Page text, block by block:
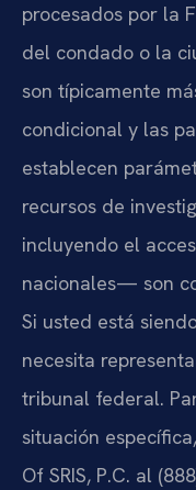
procesados por la
del condado o la
son típicamente
condicional y las
establecen
recursos de
incluyendo el
nacionales— son
Si usted está
necesita
tribunal federal.
situación
Of SRIS, P.C. al